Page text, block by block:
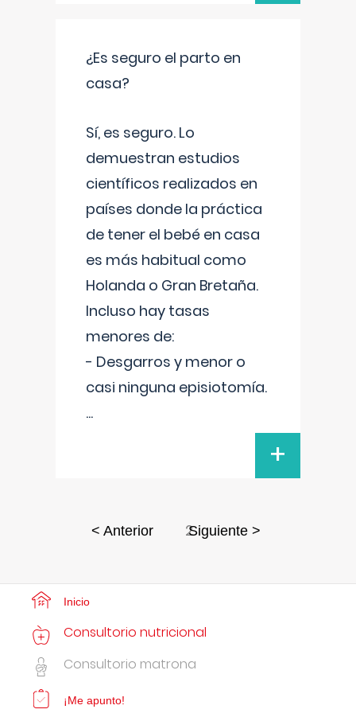
¿Es seguro el parto en
casa?
Sí, es seguro. Lo
demuestran estudios
científicos realizados en
países donde la práctica
de tener el bebé en casa
es más habitual como
Holanda o Gran Bretaña.
Incluso hay tasas
menores de:
- Desgarros y menor o
casi ninguna episiotomía.
...
+
< Anterior 2Siguiente >
Inicio
Consultorio nutricional
Consultorio matrona
¡Me apunto!